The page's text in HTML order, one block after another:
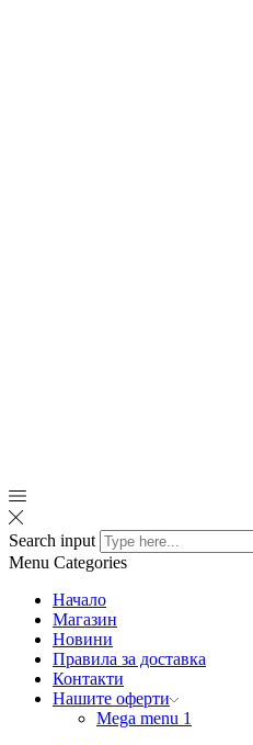
Search input
Menu Categories
Начало
Магазин
Новини
Правила за доставка
Контакти
Нашите оферти
Mega menu 1